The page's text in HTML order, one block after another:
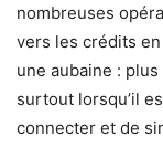
nombreuses
vers les crédits
une aubaine :
surtout lorsqu’il
connecter et de